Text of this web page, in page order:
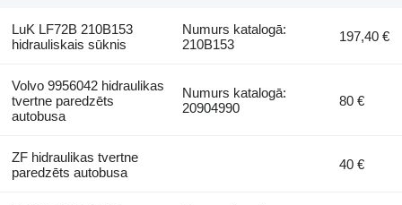
LuK LF72B 210B153
hidrauliskais sūknis
Numurs katalogā:
210B153
197,40 €
Volvo 9956042 hidraulikas
tvertne paredzēts
autobusa
Numurs katalogā:
20904990
80 €
ZF hidraulikas tvertne
paredzēts autobusa
40 €